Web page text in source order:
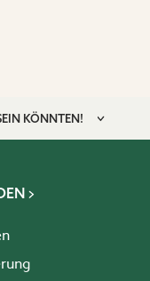
KÖNNTEN!